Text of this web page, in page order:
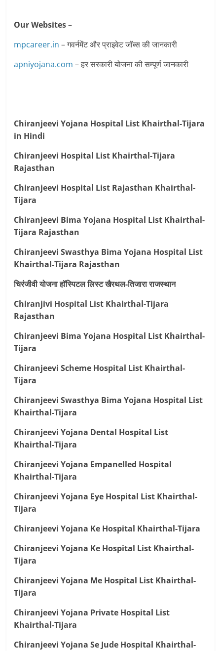
Our Websites –
mpcareer.in – गवर्नमेंट और प्राइवेट जॉब्‍स की जानकारी
apniyojana.com – हर सरकारी योजना की सम्पूर्ण जानकारी
Chiranjeevi Yojana Hospital List Khairthal-Tijara
in Hindi
Chiranjeevi Hospital List Khairthal-Tijara
Rajasthan
Chiranjeevi Hospital List Rajasthan Khairthal-
Tijara
Chiranjeevi Bima Yojana Hospital List Khairthal-
Tijara Rajasthan
Chiranjeevi Swasthya Bima Yojana Hospital List
Khairthal-Tijara Rajasthan
चिरंजीवी योजना हॉस्पिटल लिस्ट खैरथल-तिजारा राजस्थान
Chiranjivi Hospital List Khairthal-Tijara
Rajasthan
Chiranjeevi Bima Yojana Hospital List Khairthal-
Tijara
Chiranjeevi Scheme Hospital List Khairthal-
Tijara
Chiranjeevi Swasthya Bima Yojana Hospital List
Khairthal-Tijara
Chiranjeevi Yojana Dental Hospital List
Khairthal-Tijara
Chiranjeevi Yojana Empanelled Hospital
Khairthal-Tijara
Chiranjeevi Yojana Eye Hospital List Khairthal-
Tijara
Chiranjeevi Yojana Ke Hospital Khairthal-Tijara
Chiranjeevi Yojana Ke Hospital List Khairthal-
Tijara
Chiranjeevi Yojana Me Hospital List Khairthal-
Tijara
Chiranjeevi Yojana Private Hospital List
Khairthal-Tijara
Chiranjeevi Yojana Se Jude Hospital Khairthal-